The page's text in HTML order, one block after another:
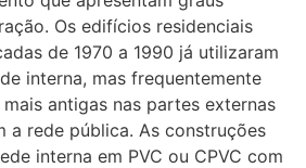
Os edifícios residenciais
de 1970 a 1990 já utilizaram
interna, mas frequentemente
antigas nas partes externas
a rede pública. As construções
interna em PVC ou CPVC com